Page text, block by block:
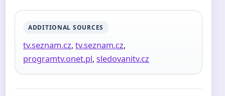
ADDITIONAL SOURCES
tv.seznam.cz, tv.seznam.cz,
programtv.onet.pl, sledovanitv.cz